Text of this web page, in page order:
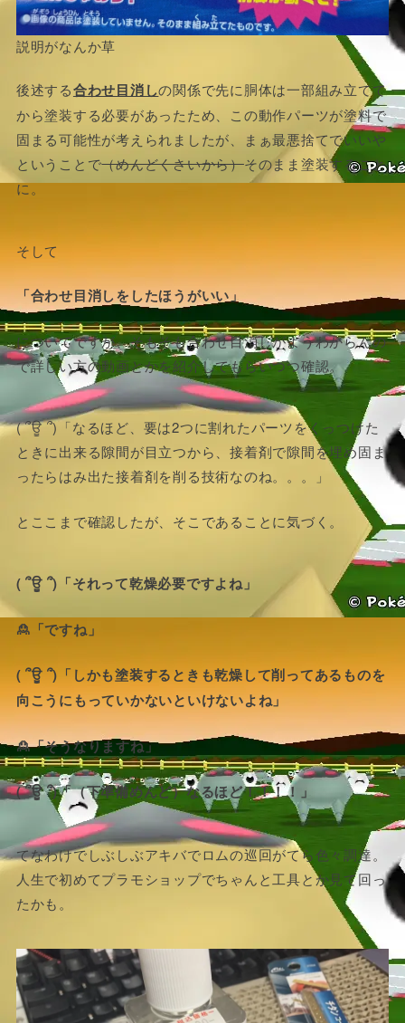
説明がなんか草
後述する合わせ目消しの関係で先に胴体は一部組み立てて
から塗装する必要があったため、この動作パーツが塗料で
固まる可能性が考えられましたが、まぁ最悪捨てでいいや
ということで（めんどくさいから）そのまま塗装すること
に。
そして
「合わせ目消しをしたほうがいい」
についてですが、そもそも合わせ目消しがようわからんの
で詳しい方の動画とかを紹介してもらいつつ確認。
( ՞ਊ ՞)「なるほど、要は2つに割れたパーツをくっつけた
ときに出来る隙間が目立つから、接着剤で隙間を埋め固ま
ったらはみ出た接着剤を削る技術なのね。。。」
とここまで確認したが、そこであることに気づく。
( ՞ਊ ՞)「それって乾燥必要ですよね」
🙎「ですね」
( ՞ਊ ՞)「しかも塗装するときも乾燥して削ってあるものを
向こうにもっていかないといけないよね」
🙎「そうなりますね」
( ՞ਊ ՞)「（下準備めんど）なるほど！！！！」
てなわけでしぶしぶアキバでロムの巡回がてら色々調達。
人生で初めてプラモショップでちゃんと工具とか見て回っ
たかも。